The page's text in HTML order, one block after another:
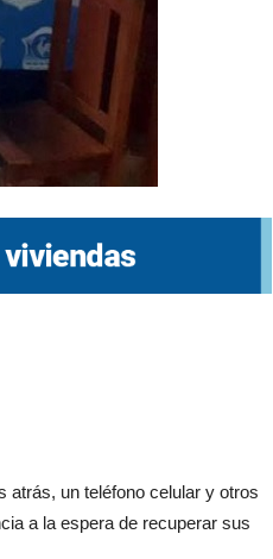
atrás, un teléfono celular y otros
a la espera de recuperar sus